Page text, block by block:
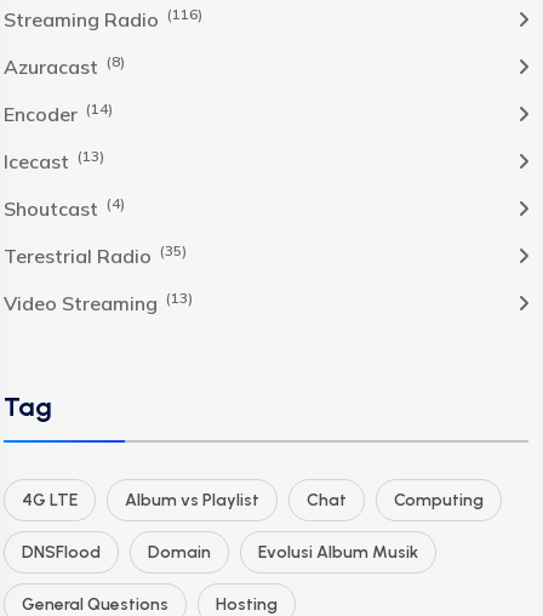
Streaming Radio (116)
Azuracast (8)
Encoder (14)
Icecast (13)
Shoutcast (4)
Terestrial Radio (35)
Video Streaming (13)
Tag
4G LTE Album vs Playlist Chat Computing
DNSFlood Domain Evolusi Album Musik
General Questions Hosting